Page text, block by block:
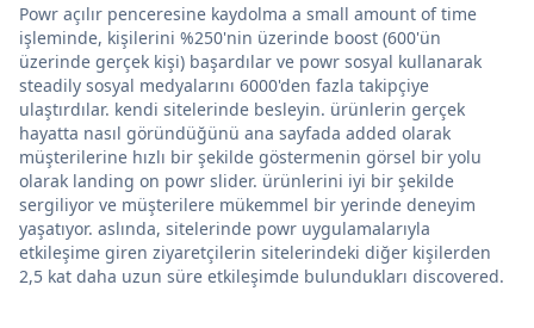
Powr açılır penceresine kaydolma a small amount of time
işleminde, kişilerini %250'nin üzerinde boost (600'ün
üzerinde gerçek kişi) başardılar ve powr sosyal kullanarak
steadily sosyal medyalarını 6000'den fazla takipçiye
ulaştırdılar. kendi sitelerinde besleyin. ürünlerin gerçek
hayatta nasıl göründüğünü ana sayfada added olarak
müşterilerine hızlı bir şekilde göstermenin görsel bir yolu
olarak landing on powr slider. ürünlerini iyi bir şekilde
sergiliyor ve müşterilere mükemmel bir yerinde deneyim
yaşatıyor. aslında, sitelerinde powr uygulamalarıyla
etkileşime giren ziyaretçilerin sitelerindeki diğer kişilerden
2,5 kat daha uzun süre etkileşimde bulundukları discovered.